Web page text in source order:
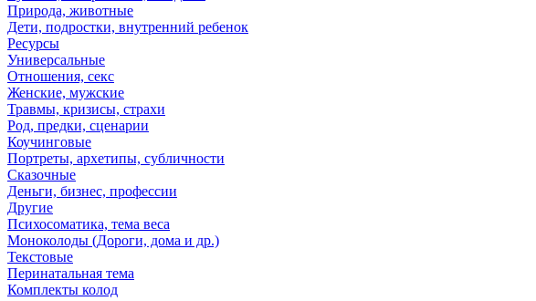
Природа, животные
Дети, подростки, внутренний ребенок
Ресурсы
Универсальные
Отношения, секс
Женские, мужские
Травмы, кризисы, страхи
Род, предки, сценарии
Коучинговые
Портреты, архетипы, субличности
Сказочные
Деньги, бизнес, профессии
Другие
Психосоматика, тема веса
Моноколоды (Дороги, дома и др.)
Текстовые
Перинатальная тема
Комплекты колод